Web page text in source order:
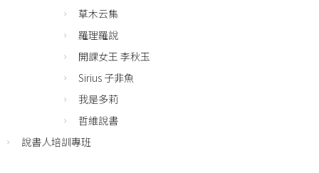
草木云集
羅理羅說
開課女王 李秋玉
Sirius 子非魚
我是多莉
哲維說書
說書人培訓專班